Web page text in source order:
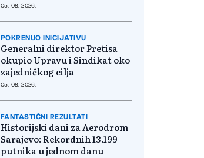
05. 08. 2026.
POKRENUO INICIJATIVU
Generalni direktor Pretisa
okupio Upravu i Sindikat oko
zajedničkog cilja
05. 08. 2026.
FANTASTIČNI REZULTATI
Historijski dani za Aerodrom
Sarajevo: Rekordnih 13.199
putnika u jednom danu